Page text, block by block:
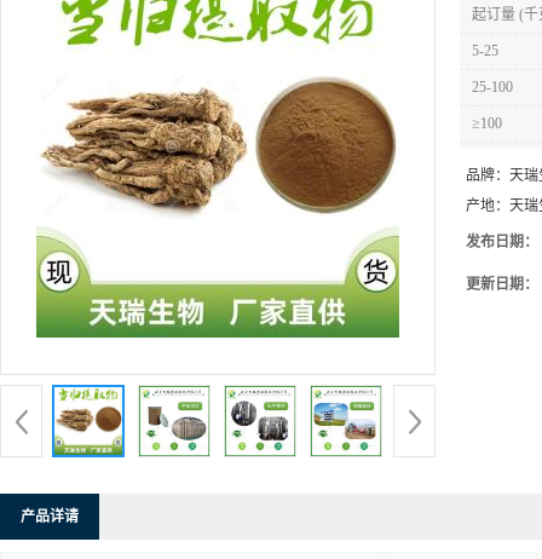
起订量 (千
5-25
25-100
≥100
品牌： 天瑞
产地： 天瑞
发布日期：
更新日期：
产品详请